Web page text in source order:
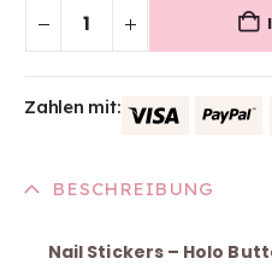
Zahlen mit:
BESCHREIBUNG
Nail Stickers – Holo